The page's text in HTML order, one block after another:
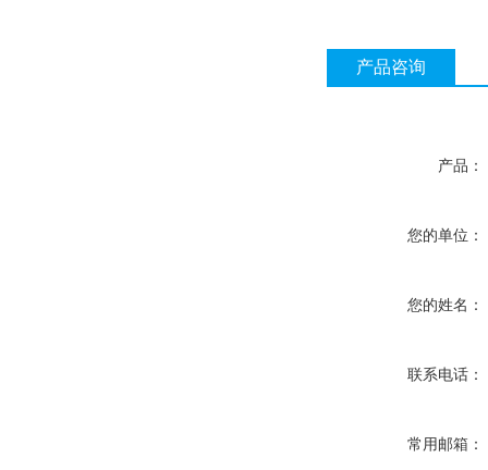
产品咨询
产品：
您的单位：
您的姓名：
联系电话：
常用邮箱：